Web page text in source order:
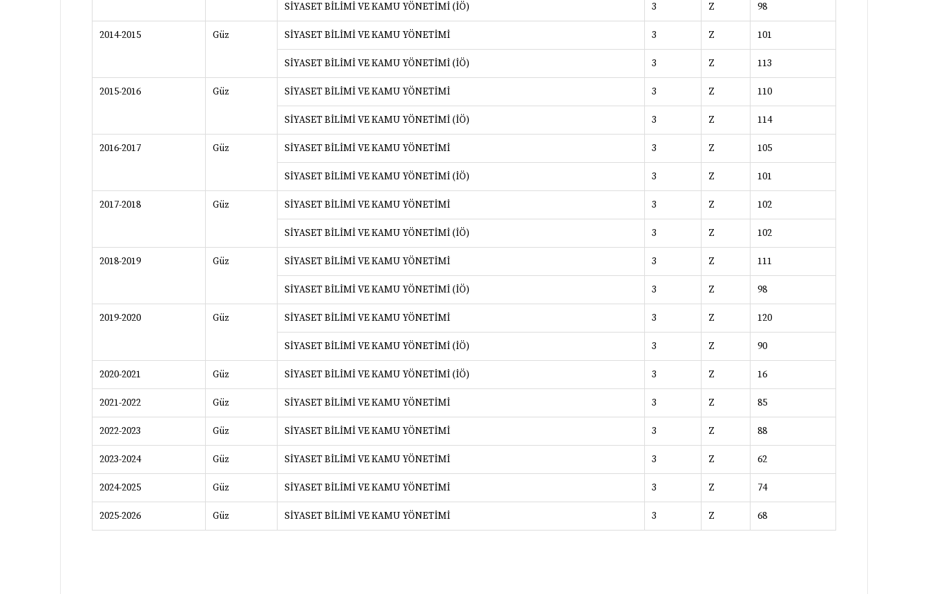
SİYASET BİLİMİ VE KAMU YÖNETİMİ (İÖ) 3 Z 98
2014-2015 Güz SİYASET BİLİMİ VE KAMU YÖNETİMİ 3 Z 101
SİYASET BİLİMİ VE KAMU YÖNETİMİ (İÖ) 3 Z 113
2015-2016 Güz SİYASET BİLİMİ VE KAMU YÖNETİMİ 3 Z 110
SİYASET BİLİMİ VE KAMU YÖNETİMİ (İÖ) 3 Z 114
2016-2017 Güz SİYASET BİLİMİ VE KAMU YÖNETİMİ 3 Z 105
SİYASET BİLİMİ VE KAMU YÖNETİMİ (İÖ) 3 Z 101
2017-2018 Güz SİYASET BİLİMİ VE KAMU YÖNETİMİ 3 Z 102
SİYASET BİLİMİ VE KAMU YÖNETİMİ (İÖ) 3 Z 102
2018-2019 Güz SİYASET BİLİMİ VE KAMU YÖNETİMİ 3 Z 111
SİYASET BİLİMİ VE KAMU YÖNETİMİ (İÖ) 3 Z 98
2019-2020 Güz SİYASET BİLİMİ VE KAMU YÖNETİMİ 3 Z 120
SİYASET BİLİMİ VE KAMU YÖNETİMİ (İÖ) 3 Z 90
2020-2021 Güz SİYASET BİLİMİ VE KAMU YÖNETİMİ (İÖ) 3 Z 16
2021-2022 Güz SİYASET BİLİMİ VE KAMU YÖNETİMİ 3 Z 85
2022-2023 Güz SİYASET BİLİMİ VE KAMU YÖNETİMİ 3 Z 88
2023-2024 Güz SİYASET BİLİMİ VE KAMU YÖNETİMİ 3 Z 62
2024-2025 Güz SİYASET BİLİMİ VE KAMU YÖNETİMİ 3 Z 74
2025-2026 Güz SİYASET BİLİMİ VE KAMU YÖNETİMİ 3 Z 68